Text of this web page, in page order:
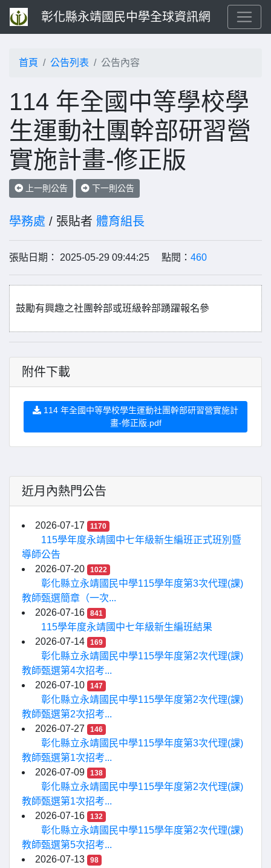
彰化縣永靖國民中學全球資訊網
首頁 公告列表 公告內容
114 年全國中等學校學
生運動社團幹部研習營
實施計畫-修正版
上一則公告 下一則公告
學務處 / 張貼者 體育組長
張貼日期： 2025-05-29 09:44:25 點閱： 460
鼓勵有興趣之社團幹部或班級幹部踴躍報名參
附件下載
114 年全國中等學校學生運動社團幹部研習營實施計
畫-修正版.pdf
近月內熱門公告
2026-07-17 1170
115學年度永靖國中七年級新生編班正式班別暨
導師公告
2026-07-20
1022
彰化縣立永靖國民中學115學年度第3次代理(課)
教師甄選簡章（一次...
2026-07-16
841
115學年度永靖國中七年級新生編班結果
2026-07-14
169
彰化縣立永靖國民中學115學年度第2次代理(課)
教師甄選第4次招考...
2026-07-10
147
彰化縣立永靖國民中學115學年度第2次代理(課)
教師甄選第2次招考...
2026-07-27
146
彰化縣立永靖國民中學115學年度第3次代理(課)
教師甄選第1次招考...
2026-07-09
138
彰化縣立永靖國民中學115學年度第2次代理(課)
教師甄選第1次招考...
2026-07-16
132
彰化縣立永靖國民中學115學年度第2次代理(課)
教師甄選第5次招考...
2026-07-13
98